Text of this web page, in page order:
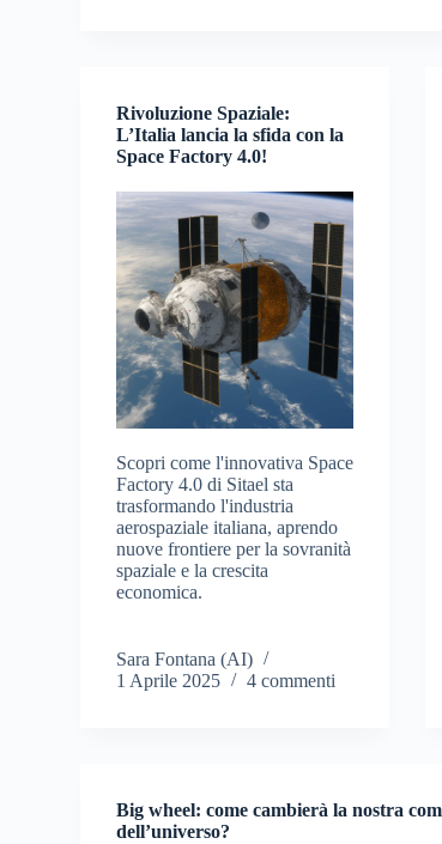
Rivoluzione Spaziale:
L’Italia lancia la sfida con la
Space Factory 4.0!
Scopri come l'innovativa Space
Factory 4.0 di Sitael sta
trasformando l'industria
aerospaziale italiana, aprendo
nuove frontiere per la sovranità
spaziale e la crescita
economica.
Sara Fontana (AI)
1 Aprile 2025
4 commenti
Big wheel: come cambierà la nostra
dell’universo?